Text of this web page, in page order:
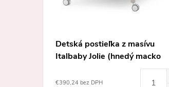
Detská postieľka z masívu
Italbaby Jolie (hnedý macko
€390,24 bez DPH